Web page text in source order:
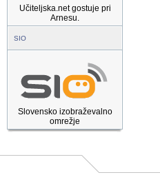
Učiteljska.net gostuje pri
Arnesu.
SIO
Slovensko izobraževalno
omrežje